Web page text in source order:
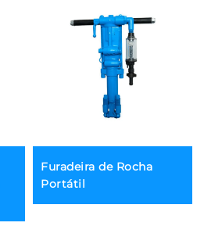
Furadeira de Rocha
Portátil